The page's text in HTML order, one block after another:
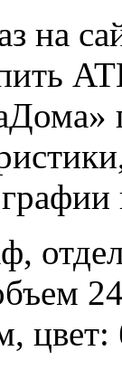
на
цвет: